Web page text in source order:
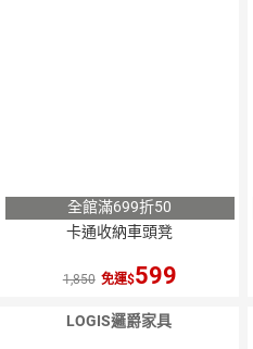
全館滿699折50
卡通收納車頭凳
1,850 免運 599
LOGIS邏爵家具